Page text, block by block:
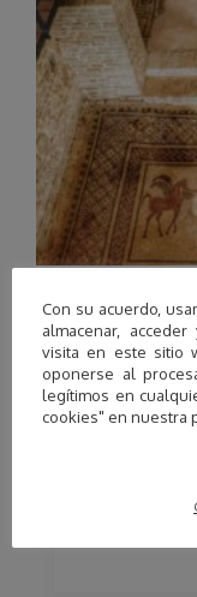
Visita a
Álamo y
Con su acuerdo,
almacenar,
visita en este sitio
oponerse al
legítimos en
cookies" en nuestra